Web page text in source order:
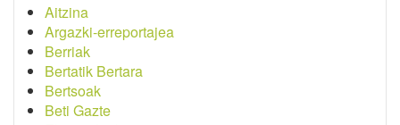
Aitzina
Argazki-erreportajea
Berriak
Bertatik Bertara
Bertsoak
Beti Gazte